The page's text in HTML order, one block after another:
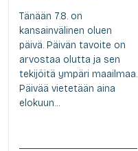
Tänään 7.8. on
kansainvälinen oluen
päivä. Päivän tavoite on
arvostaa olutta ja sen
tekijöitä ympäri maailmaa.
Päivää vietetään aina
elokuun...